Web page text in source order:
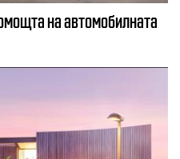
на автомобилната